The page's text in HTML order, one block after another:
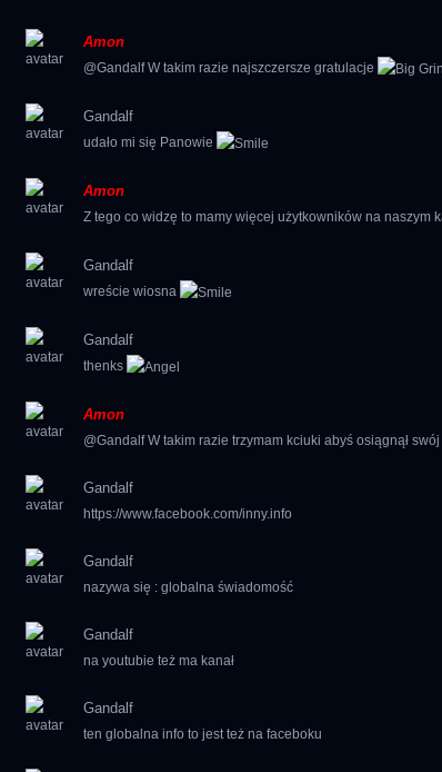
Amon
@Gandalf W takim razie najszczersze gratulacje
Gandalf
udało mi się Panowie
Amon
Z tego co widzę to mamy więcej użytkowników na naszym
Gandalf
wreście wiosna
Gandalf
thenks
Amon
@Gandalf W takim razie trzymam kciuki abyś osiągnął swój
Gandalf
https://www.facebook.com/inny.info
Gandalf
nazywa się : globalna świadomość
Gandalf
na youtubie też ma kanał
Gandalf
ten globalna info to jest też na faceboku